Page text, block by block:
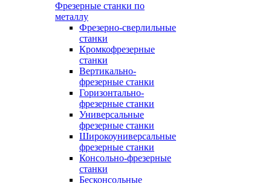
Фрезерные станки по
металлу
Фрезерно-сверлильные
станки
Кромкофрезерные
станки
Вертикально-
фрезерные станки
Горизонтально-
фрезерные станки
Универсальные
фрезерные станки
Широкоуниверсальные
фрезерные станки
Консольно-фрезерные
станки
Бесконсольные